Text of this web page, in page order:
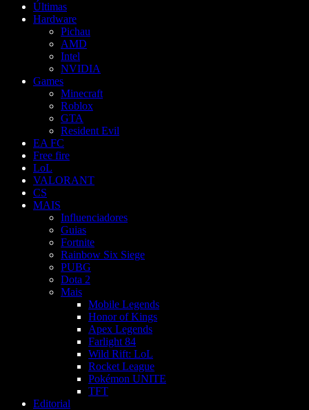
Últimas
Hardware
Pichau
AMD
Intel
NVIDIA
Games
Minecraft
Roblox
GTA
Resident Evil
EA FC
Free fire
LoL
VALORANT
CS
MAIS
Influenciadores
Guias
Fortnite
Rainbow Six Siege
PUBG
Dota 2
Mais
Mobile Legends
Honor of Kings
Apex Legends
Farlight 84
Wild Rift: LoL
Rocket League
Pokémon UNITE
TFT
Editorial